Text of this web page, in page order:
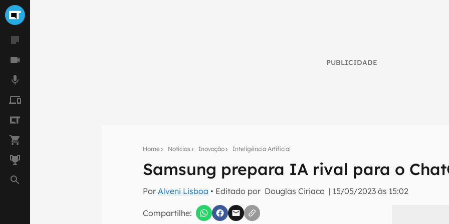
PUBLICIDADE
Home Notícias Inovação Inteligência Artificial
Samsung prepara IA rival para o
PorAlveni Lisboa • Editado por Douglas Ciriaco | 15/05/2023 às 15:02
Compartilhe:
Seu resumo inteligente do mundo tech!
Assine a newsletter do Canaltech e receba notícias e reviews sobre tecnologia